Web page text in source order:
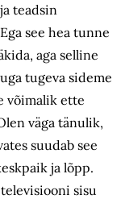
teadsin
see hea tunne
aga selline
tugeva sideme
võimalik ette
väga tänulik,
suudab see
ja lõpp.
sisu